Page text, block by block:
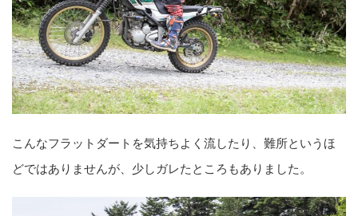
こんなフラットダートを気持ちよく流したり、難所というほ
どではありませんが、少しガレたところもありました。